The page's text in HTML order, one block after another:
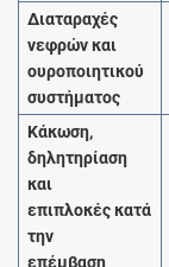
Διαταραχές
νεφρών και
ουροποιητικού
συστήματος
Κάκωση,
δηλητηρίαση
και
επιπλοκές κατά
την
επέμβαση